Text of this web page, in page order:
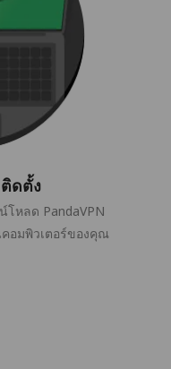
ดตั้ง
หลด PandaVPN
อมพิวเตอร์ของคุณ